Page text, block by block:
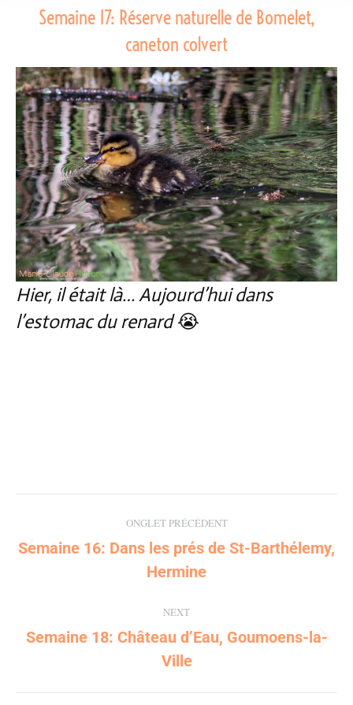
Semaine 17: Réserve naturelle de Bomelet,
caneton colvert
Hier, il était là… Aujourd’hui dans
l’estomac du renard😭
navigation
ONGLET PRÉCÉDENT
Previous
post:
Semaine 16: Dans les prés de St-Barthélemy,
Hermine
NEXT
Next
post:
Semaine 18: Château d’Eau, Goumoens-la-
Ville